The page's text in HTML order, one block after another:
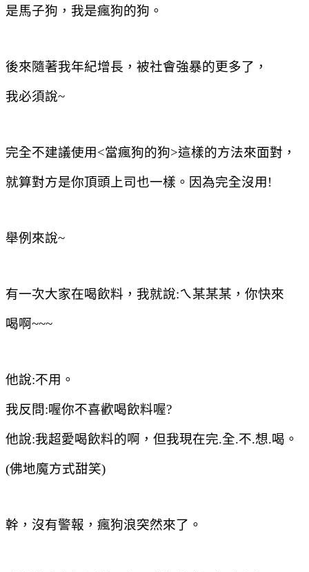
是馬子狗，我是瘋狗的狗。
後來隨著我年紀增長，被社會強暴的更多了，
我必須說~
完全不建議使用<當瘋狗的狗>這樣的方法來面對，
就算對方是你頂頭上司也一樣。因為完全沒用 !
舉例來說~
有一次大家在喝飲料，我就說:ㄟ某某某，你快來
喝啊~~~
他說:不用。
我反問:喔你不喜歡喝飲料喔?
他說:我超愛喝飲料的啊，但我現在完.全.不.想.喝。
(佛地魔方式甜笑)
幹，沒有警報，瘋狗浪突然來了。